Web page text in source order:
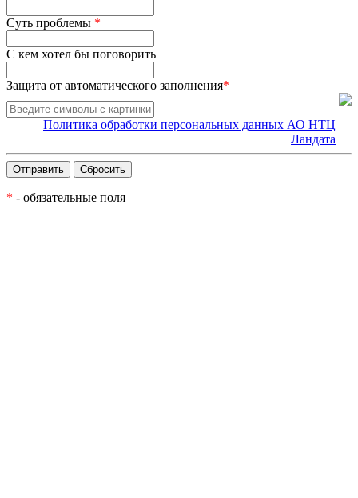
Суть проблемы *
С кем хотел бы поговорить
Защита от автоматического заполнения*
Политика обработки персональных данных АО НТЦ
Ландата
* - обязательные поля